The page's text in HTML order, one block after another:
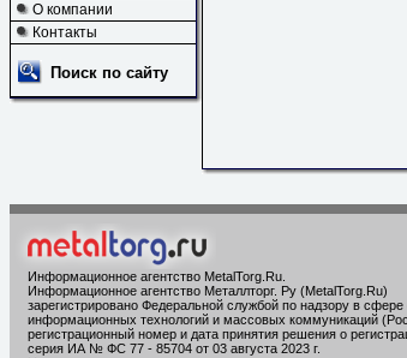
О компании
Контакты
Поиск по сайту
Информационное агентство MetalTorg.Ru
Информационное агентство Металлторг. Ру (MetalTorg.Ru)
зарегистрировано Федеральной службой по надзору в сфере
информационных технологий и массовых коммуникаций
регистрационный номер и дата принятия решения о
серия ИА № ФС 77 - 85704 от 03 августа 2023 г.